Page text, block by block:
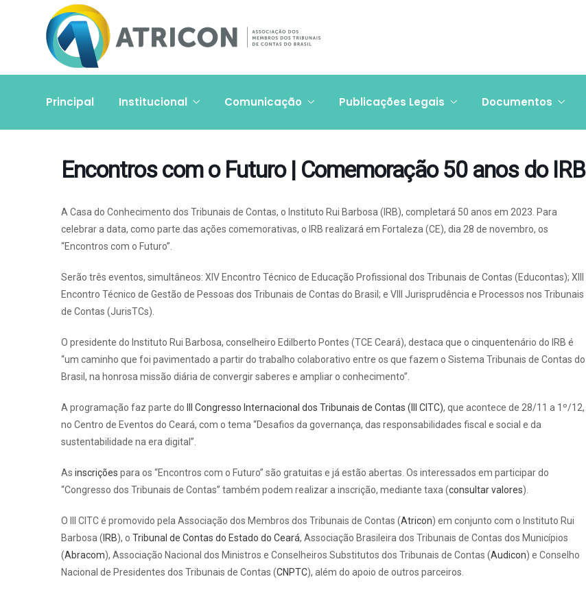
Principal Institucional Comunicação Publicações Legais Documentos
Encontros com o Futuro | Comemoração 50 anos do IRB
A Casa do Conhecimento dos Tribunais de Contas, o Instituto Rui Barbosa (IRB), completará 50 anos em 2023. Para
celebrar a data, como parte das ações comemorativas, o IRB realizará em Fortaleza (CE), dia 28 de novembro, os
“Encontros com o Futuro”.
Serão três eventos, simultâneos: XIV Encontro Técnico de Educação Profissional dos Tribunais de Contas (Educontas); XIII
Encontro Técnico de Gestão de Pessoas dos Tribunais de Contas do Brasil; e VIII Jurisprudência e Processos nos Tribunais
de Contas (JurisTCs).
O presidente do Instituto Rui Barbosa, conselheiro Edilberto Pontes (TCE Ceará), destaca que o cinquentenário do IRB é
“um caminho que foi pavimentado a partir do trabalho colaborativo entre os que fazem o Sistema Tribunais de Contas do
Brasil, na honrosa missão diária de convergir saberes e ampliar o conhecimento”.
A programação faz parte do III Congresso Internacional dos Tribunais de Contas (III CITC), que acontece de 28/11 a 1º/12,
no Centro de Eventos do Ceará, com o tema “Desafios da governança, das responsabilidades fiscal e social e da
sustentabilidade na era digital”.
As inscrições para os “Encontros com o Futuro” são gratuitas e já estão abertas. Os interessados em participar do
“Congresso dos Tribunais de Contas” também podem realizar a inscrição, mediante taxa (consultar valores).
O III CITC é promovido pela Associação dos Membros dos Tribunais de Contas (Atricon) em conjunto com o Instituto Rui
Barbosa ( IRB), o Tribunal de Contas do Estado do Ceará, Associação Brasileira dos Tribunais de Contas dos Municípios
(Abracom), Associação Nacional dos Ministros e Conselheiros Substitutos dos Tribunais de Contas (Audicon) e Conselho
Nacional de Presidentes dos Tribunais de Contas (CNPTC), além do apoio de outros parceiros.